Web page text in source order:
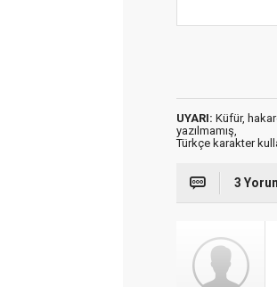
UYARI: Küfür,
yazılmamış,
Türkçe karakter
3